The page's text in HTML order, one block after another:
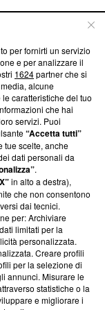
su Blasting
ci impegniamo a
aderenza a
non è
di farne
una verifica di
per fornirti un servizio
e per analizzare il
1624partner che si
alcune
caratteristiche del tuo
che hai
servizi. Puoi
“Accetta tutti”
tue scelte, anche
dati personali da
.
in alto a destra),
che non consentono
dai tecnici.
per: Archiviare
limitati per la
personalizzata.
Creare profili
per la selezione di
annunci. Misurare le
statistiche o la
e migliorare i